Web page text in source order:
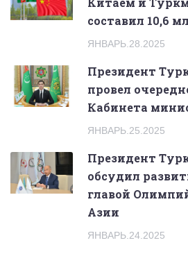
составил 10,6
ЯНВАРЬ.28.2025
Президент
провел
Кабинета
ЯНВАРЬ.25.2025
Президент
обсудил
главой
Азии
ЯНВАРЬ.24.2025